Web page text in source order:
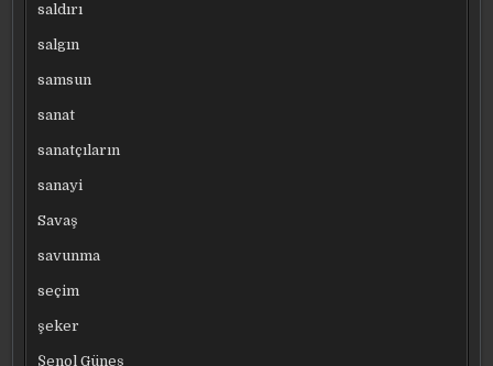
saldırı
salgın
samsun
sanat
sanatçıların
sanayi
Savaş
savunma
seçim
şeker
Şenol Güneş